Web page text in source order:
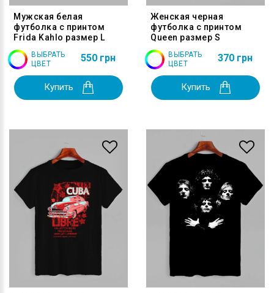
Мужская белая
футболка с принтом
Frida Kahlo размер L
ВЫБРАТЬ
ЦВЕТ
550 грн
Купить
Женская черная
футболка с принтом
Queen размер S
ВЫБРАТЬ
ЦВЕТ
370 грн
Купить